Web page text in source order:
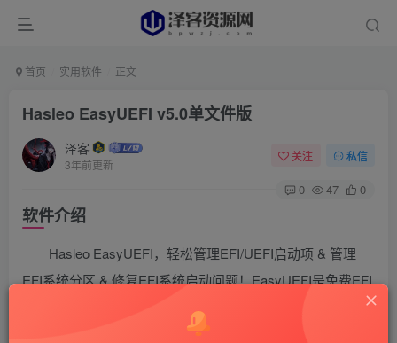
首页 实用软件 正文
Hasleo EasyUEFI v5.0单文件版
泽客
3年前更新
关注 私信
0 47 0
软件介绍
Hasleo EasyUEFI，轻松管理EFI/UEFI启动项 & 管理
EFI系统分区 & 修复EFI系统启动问题！EasyUEFI是免费EFI
除、编辑、清理、备份和还原EFI/UEFI启动项。